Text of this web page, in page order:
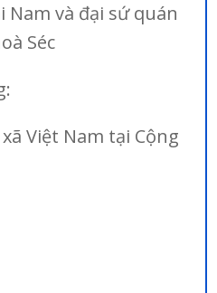
Nam và đại sứ quán
Séc
Việt Nam tại Cộng